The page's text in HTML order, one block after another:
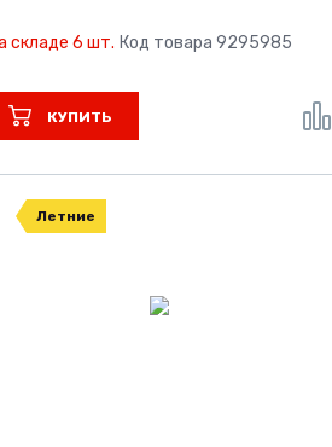
складе 6 шт. Код товара 9295985
КУПИТЬ
Летние